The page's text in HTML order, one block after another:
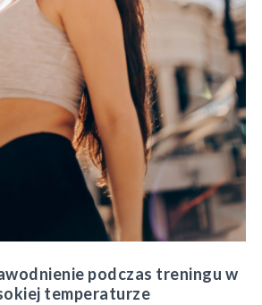
podczas treningu w
temperaturze